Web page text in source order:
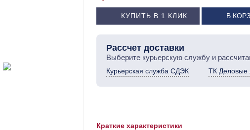
КУПИТЬ В 1 КЛИК В
Рассчет доставки
Выберите курьерскую службу и
Курьерская служба СДЭК ТК Деловые
Краткие характеристики